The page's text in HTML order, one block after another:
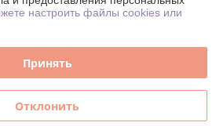
193363654
горисполком
лицензию
настроить файлы cookies или
Принять
Отклонить